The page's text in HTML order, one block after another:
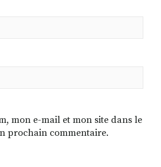
mon e-mail et mon site dans le
prochain commentaire.